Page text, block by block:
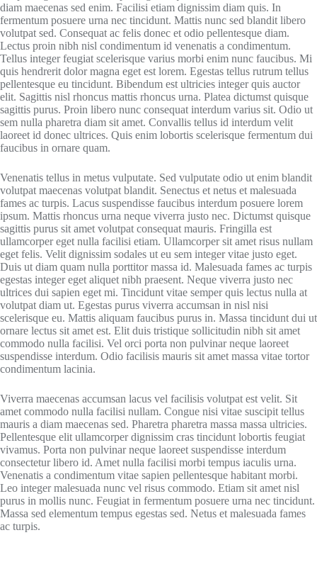
diam maecenas sed enim. Facilisi etiam dignissim diam quis. In
fermentum posuere urna nec tincidunt. Mattis nunc sed blandit libero
volutpat sed. Consequat ac felis donec et odio pellentesque diam.
Lectus proin nibh nisl condimentum id venenatis a condimentum.
Tellus integer feugiat scelerisque varius morbi enim nunc faucibus. Mi
quis hendrerit dolor magna eget est lorem. Egestas tellus rutrum tellus
pellentesque eu tincidunt. Bibendum est ultricies integer quis auctor
elit. Sagittis nisl rhoncus mattis rhoncus urna. Platea dictumst quisque
sagittis purus. Proin libero nunc consequat interdum varius sit. Odio ut
sem nulla pharetra diam sit amet. Convallis tellus id interdum velit
laoreet id donec ultrices. Quis enim lobortis scelerisque fermentum dui
faucibus in ornare quam.
Venenatis tellus in metus vulputate. Sed vulputate odio ut enim blandit
volutpat maecenas volutpat blandit. Senectus et netus et malesuada
fames ac turpis. Lacus suspendisse faucibus interdum posuere lorem
ipsum. Mattis rhoncus urna neque viverra justo nec. Dictumst quisque
sagittis purus sit amet volutpat consequat mauris. Fringilla est
ullamcorper eget nulla facilisi etiam. Ullamcorper sit amet risus nullam
eget felis. Velit dignissim sodales ut eu sem integer vitae justo eget.
Duis ut diam quam nulla porttitor massa id. Malesuada fames ac turpis
egestas integer eget aliquet nibh praesent. Neque viverra justo nec
ultrices dui sapien eget mi. Tincidunt vitae semper quis lectus nulla at
volutpat diam ut. Egestas purus viverra accumsan in nisl nisi
scelerisque eu. Mattis aliquam faucibus purus in. Massa tincidunt dui ut
ornare lectus sit amet est. Elit duis tristique sollicitudin nibh sit amet
commodo nulla facilisi. Vel orci porta non pulvinar neque laoreet
suspendisse interdum. Odio facilisis mauris sit amet massa vitae tortor
condimentum lacinia.
Viverra maecenas accumsan lacus vel facilisis volutpat est velit. Sit
amet commodo nulla facilisi nullam. Congue nisi vitae suscipit tellus
mauris a diam maecenas sed. Pharetra pharetra massa massa ultricies.
Pellentesque elit ullamcorper dignissim cras tincidunt lobortis feugiat
vivamus. Porta non pulvinar neque laoreet suspendisse interdum
consectetur libero id. Amet nulla facilisi morbi tempus iaculis urna.
Venenatis a condimentum vitae sapien pellentesque habitant morbi.
Leo integer malesuada nunc vel risus commodo. Etiam sit amet nisl
purus in mollis nunc. Feugiat in fermentum posuere urna nec tincidunt.
Massa sed elementum tempus egestas sed. Netus et malesuada fames
ac turpis.